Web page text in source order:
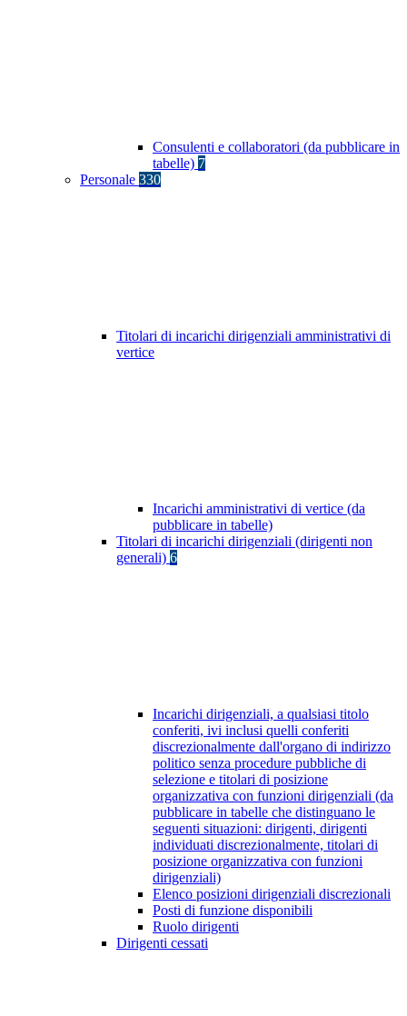
Consulenti e collaboratori (da pubblicare in
tabelle) 7
Personale 330
Titolari di incarichi dirigenziali amministrativi di
vertice
Incarichi amministrativi di vertice (da
pubblicare in tabelle)
Titolari di incarichi dirigenziali (dirigenti non
generali) 6
Incarichi dirigenziali, a qualsiasi titolo
conferiti, ivi inclusi quelli conferiti
discrezionalmente dall'organo di indirizzo
politico senza procedure pubbliche di
selezione e titolari di posizione
organizzativa con funzioni dirigenziali (da
pubblicare in tabelle che distinguano le
seguenti situazioni: dirigenti, dirigenti
individuati discrezionalmente, titolari di
posizione organizzativa con funzioni
dirigenziali)
Elenco posizioni dirigenziali discrezionali
Posti di funzione disponibili
Ruolo dirigenti
Dirigenti cessati